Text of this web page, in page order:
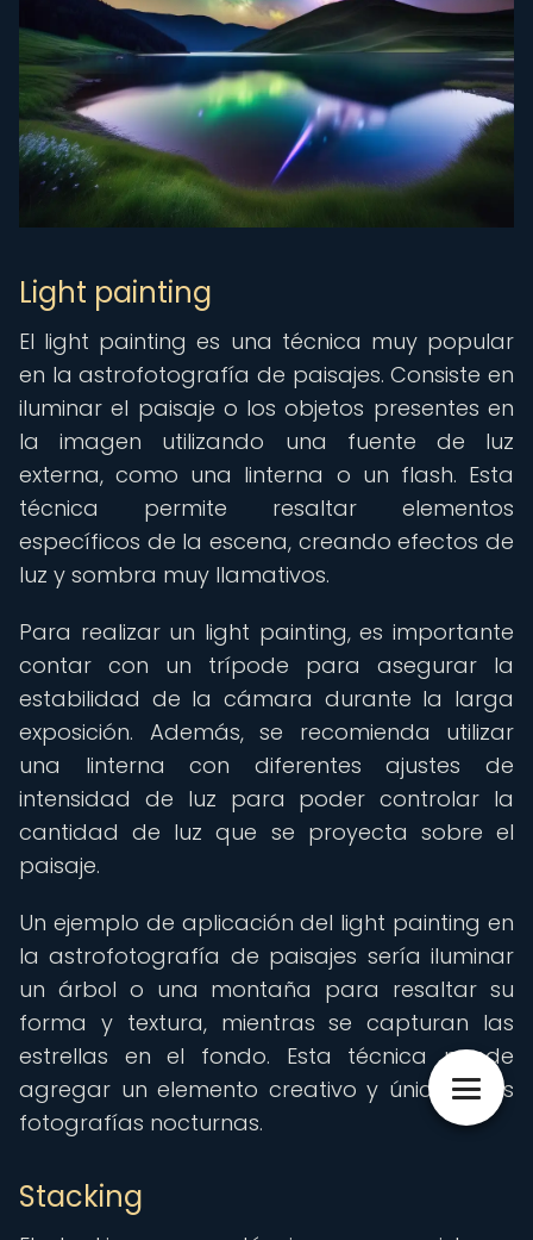
Light painting
El light painting es una técnica muy popular
en la astrofotografía de paisajes. Consiste en
iluminar el paisaje o los objetos presentes en
la imagen utilizando una fuente de luz
externa, como una linterna o un flash. Esta
técnica permite resaltar elementos
específicos de la escena, creando efectos de
luz y sombra muy llamativos.
Para realizar un light painting, es importante
contar con un trípode para asegurar la
estabilidad de la cámara durante la larga
exposición. Además, se recomienda utilizar
una linterna con diferentes ajustes de
intensidad de luz para poder controlar la
cantidad de luz que se proyecta sobre el
paisaje.
Un ejemplo de aplicación del light painting en
la astrofotografía de paisajes sería iluminar
un árbol o una montaña para resaltar su
forma y textura, mientras se capturan las
estrellas en el fondo. Esta técnica puede
agregar un elemento creativo y único a tus
fotografías nocturnas.
Stacking